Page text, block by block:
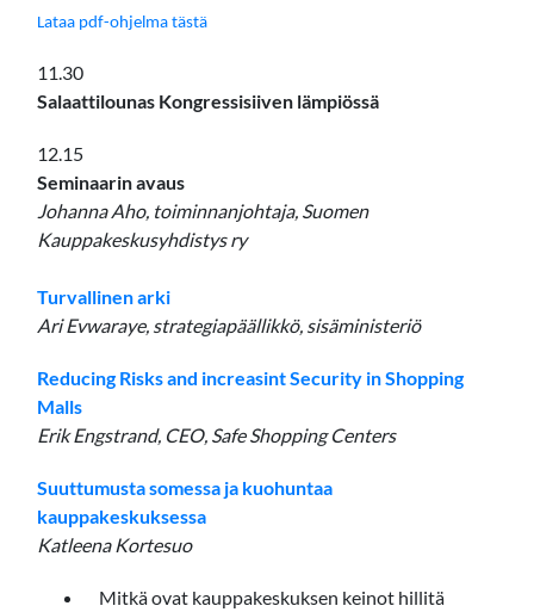
Lataa pdf-ohjelma tästä
11.30
Salaattilounas Kongressisiiven lämpiössä
12.15
Seminaarin avaus
Johanna Aho, toiminnanjohtaja, Suomen
Kauppakeskusyhdistys ry
Turvallinen arki
Ari Evwaraye, strategiapäällikkö, sisäministeriö
Reducing Risks and increasint Security in Shopping
Malls
Erik Engstrand, CEO, Safe Shopping Centers
Suuttumusta somessa ja kuohuntaa
kauppakeskuksessa
Katleena Kortesuo
Mitkä ovat kauppakeskuksen keinot hillitä